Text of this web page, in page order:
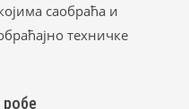
саобраћа и
техничке